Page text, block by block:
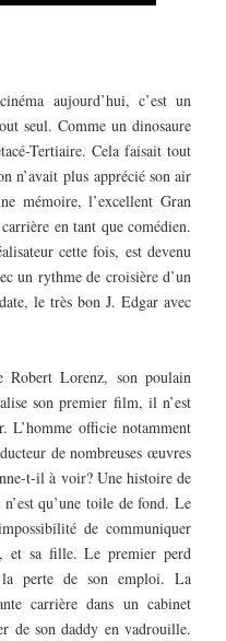
aujourd’hui, c’est un
seul. Comme un dinosaure
Tertiaire. Cela faisait tout
n’avait plus apprécié son air
mémoire, l’excellent Gran
en tant que comédien.
cette fois, est devenu
un rythme de croisière d’un
le très bon J. Edgar avec
Lorenz, son poulain
son premier film, il n’est
L’homme officie notamment
de nombreuses œuvres
t-il à voir? Une histoire de
qu’une toile de fond. Le
de communiquer
et sa fille. Le premier perd
la perte de son emploi. La
carrière dans un cabinet
de son daddy en vadrouille.